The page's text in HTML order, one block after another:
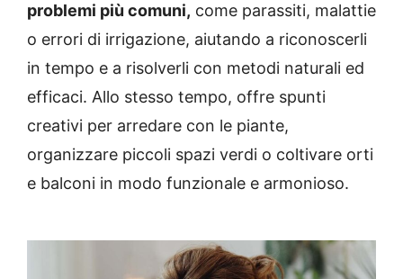
problemi più comuni, come parassiti, malattie
o errori di irrigazione, aiutando a riconoscerli
in tempo e a risolverli con metodi naturali ed
efficaci. Allo stesso tempo, offre spunti
creativi per arredare con le piante,
organizzare piccoli spazi verdi o coltivare orti
e balconi in modo funzionale e armonioso.